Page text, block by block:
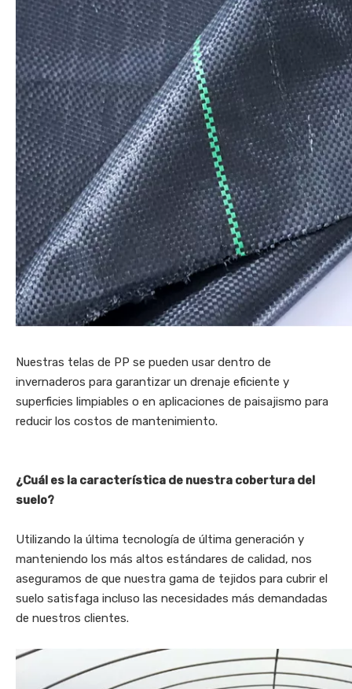
Nuestras telas de PP se pueden usar dentro de
invernaderos para garantizar un drenaje eficiente y
superficies limpiables o en aplicaciones de paisajismo para
reducir los costos de mantenimiento.
¿Cuál es la característica de nuestra cobertura del
suelo?
Utilizando la última tecnología de última generación y
manteniendo los más altos estándares de calidad, nos
aseguramos de que nuestra gama de tejidos para cubrir el
suelo satisfaga incluso las necesidades más demandadas
de nuestros clientes.